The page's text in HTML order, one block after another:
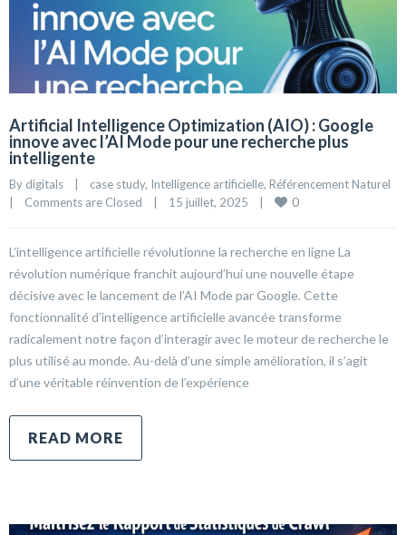
Artificial Intelligence Optimization (AIO) : Google
innove avec l’AI Mode pour une recherche plus
intelligente
By digitals | case study, Intelligence artificielle, Référencement Naturel
|
Comments are Closed | 15 juillet, 2025 | 0
L’intelligence artificielle révolutionne la recherche en ligne La
révolution numérique franchit aujourd’hui une nouvelle étape
décisive avec le lancement de l’AI Mode par Google. Cette
fonctionnalité d’intelligence artificielle avancée transforme
radicalement notre façon d’interagir avec le moteur de recherche le
plus utilisé au monde. Au-delà d’une simple amélioration, il s’agit
d’une véritable réinvention de l’expérience
READ MORE